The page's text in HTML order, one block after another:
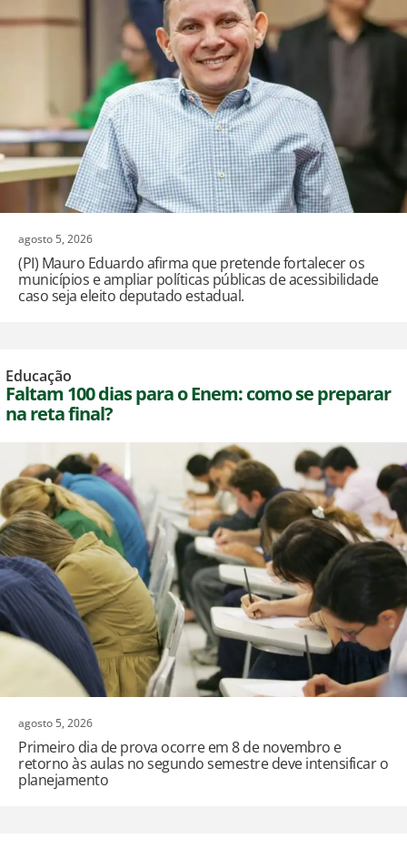
agosto 5, 2026
(PI) Mauro Eduardo afirma que pretende fortalecer os
municípios e ampliar políticas públicas de acessibilidade
caso seja eleito deputado estadual.
Educação
Faltam 100 dias para o Enem: como se preparar
na reta final?
agosto 5, 2026
Primeiro dia de prova ocorre em 8 de novembro e
retorno às aulas no segundo semestre deve intensificar o
planejamento